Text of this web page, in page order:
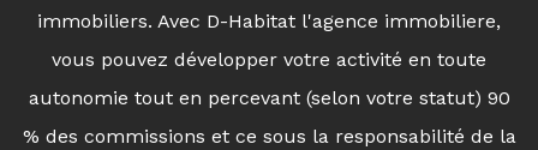
immobiliers. Avec D-Habitat l'agence immobiliere,
vous pouvez développer votre activité en toute
autonomie tout en percevant (selon votre statut) 90
% des commissions et ce sous la responsabilité de la